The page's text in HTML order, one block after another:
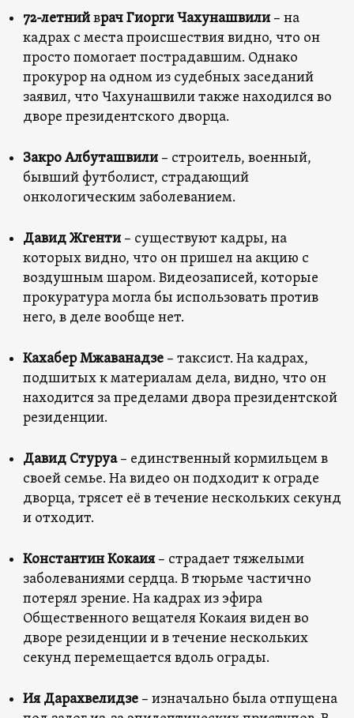
72-летнийврач Гиорги Чахунашвили– на
кадрах с места происшествия видно, что он
просто помогает пострадавшим. Однако
прокурор на одном из судебных заседаний
заявил, что Чахунашвили также находился во
дворе президентского дворца.
Закро Албуташвили– строитель, военный,
бывший футболист, страдающий
онкологическим заболеванием.
Давид Жгенти– существуют кадры, на
которых видно, что он пришел на акцию с
воздушным шаром. Видеозаписей, которые
прокуратура могла бы использовать против
него, в деле вообще нет.
Кахабер Мжаванадзе– таксист. На кадрах,
подшитых к материалам дела, видно, что он
находится за пределами двора президентской
резиденции.
Давид Стуруа– единственный кормильцем в
своей семье. На видео он подходит к ограде
дворца, трясет её в течение нескольких секунд
и отходит.
Константин Кокаия– страдает тяжелыми
заболеваниями сердца. В тюрьме частично
потерял зрение. На кадрах из эфира
Общественного вещателя Кокаия виден во
дворе резиденции и в течение нескольких
секунд перемещается вдоль ограды.
Ия Дарахвелидзе– изначально была отпущена